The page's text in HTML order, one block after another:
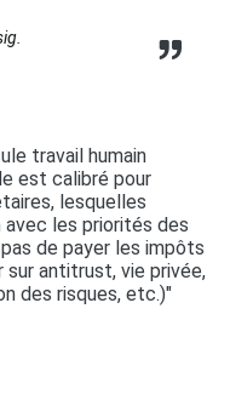
travail humain
est calibré pour
lesquelles
avec les priorités des
de payer les impôts
antitrust, vie privée,
des risques, etc.)"